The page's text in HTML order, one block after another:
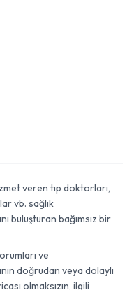
veren tıp doktorları,
vb. sağlık
buluşturan bağımsız bir
ve
doğrudan veya dolaylı
olmaksızın, ilgili